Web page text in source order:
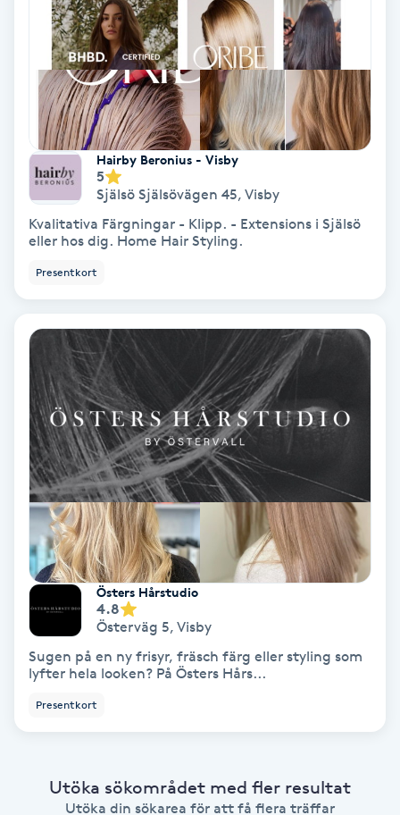
Color correction
Cryoterapi
Damklippning
Dermapen
Diamantslipning
Enzympeeling
Extensions
Extensions borttagning
Eyeliner-tatuering
Face framing
Faceliftmassage
Fet hårbotten
Fettreducering
Hairby Beronius - Visby
5
Själsö Själsövägen 45, Visby
Kvalitativa Färgningar - Klipp. - Extensions i Själsö
eller hos dig. Home Hair Styling.
Presentkort
Östers Hårstudio
4.8
Österväg 5, Visby
Sugen på en ny frisyr, fräsch färg eller styling som
lyfter hela looken? På Östers Hårs...
Presentkort
Utöka sökområdet med fler resultat
Utöka din sökarea för att få flera träffar